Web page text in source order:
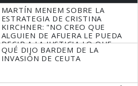
MARTÍN MENEM SOBRE LA
ESTRATEGIA DE CRISTINA
KIRCHNER: "NO CREO QUE
ALGUIEN DE AFUERA LE PUEDA
DECIR A LA JUSTICIA LO QUE
TIENE QUE HACER"
QUÉ DIJO BARDEM DE LA
INVASIÓN DE CEUTA